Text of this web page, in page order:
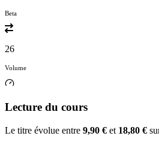
Beta
26
Volume
Lecture du cours
Le titre évolue entre 9,90 € et 18,80 €